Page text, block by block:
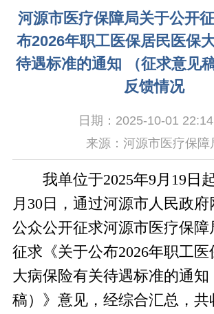
河源市医疗保障局关于公开
布2026年职工医保居民医保
待遇标准的通知 （征求意见
反馈情况
日期：2025-10-01
来源：河源市医疗保障
我单位于2025年9月19日
月30日，通过河源市人民政
公众公开征求河源市医疗保障
征求《关于公布2026年职工
大病保险有关待遇标准的通知
稿）》意见，经综合汇总，共